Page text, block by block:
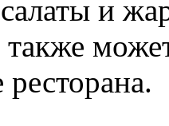
и